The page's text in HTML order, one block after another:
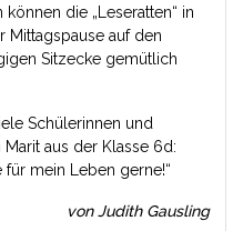
die „Leseratten“ in
Mittagspause auf den
Sitzecke gemütlich
Schülerinnen und
aus der Klasse 6d:
für mein Leben gerne!“
von Judith Gausling